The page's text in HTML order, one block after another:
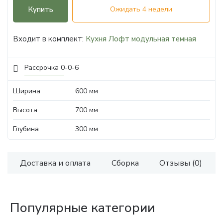
Рассрочка 0-0-6
Купить Ожидать 4 недели
Входит в комплект: Кухня Лофт модульная темная
Ширина
600 мм
Высота
700 мм
Глубина
300 мм
Доставка и оплата Сборка Отзывы (0)
Популярные категории